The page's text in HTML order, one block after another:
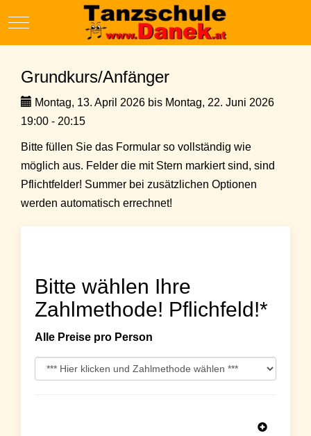
Mobile Menu Toggle
Grundkurs/Anfänger
Montag, 13. April 2026 bis Montag, 22. Juni 2026
19:00 - 20:15
Bitte füllen Sie das Formular so vollständig wie
möglich aus. Felder die mit Stern markiert sind, sind
Pflichtfelder! Summer bei zusätzlichen Optionen
werden automatisch errechnet!
Bitte wählen Ihre
Zahlmethode! Pflichfeld!*
Alle Preise pro Person